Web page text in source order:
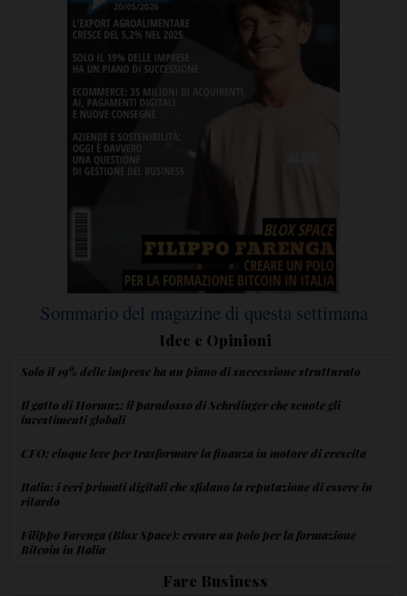
Sommario del magazine di questa settimana
Idee e Opinioni
Solo il 19% delle imprese ha un piano di successione strutturato
Il gatto di Hormuz: il paradosso di Schrdinger che scuote gli
investimenti globali
CFO: cinque leve per trasformare la finanza in motore di crescita
Italia: i veri primati digitali che sfidano la reputazione di essere in
ritardo
Filippo Farenga (Blox Space): creare un polo per la formazione
Bitcoin in Italia
Fare Business